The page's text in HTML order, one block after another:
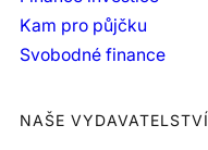
Kam pro půjčku
Svobodné finance
NAŠE VYDAVATELSTVÍ